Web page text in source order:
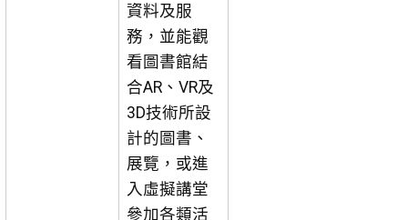
資料及服
務，並能觀
看圖書館結
合AR、VR及
3D技術所設
計的圖書、
展覽，或進
入虛擬講堂
參加各類活